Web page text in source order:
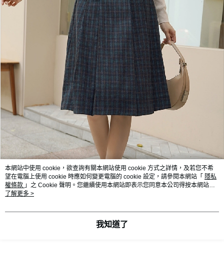
本網站中使用 cookie，欲查詢有關本網站使用 cookie 方式之詳情，及若您不希
望在電腦上使用 cookie 時應如何變更電腦的 cookie 設定，請參閱本網站「 隱私
權條款 」之 Cookie 聲明。您繼續使用本網站即表示您同意本公司得按本網站使
用條款之 Cookie 聲明使用 cookie。
了解更多 >
我知道了